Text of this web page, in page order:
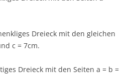
Dreieck mit den gleichen
c = 7cm.
Dreieck mit den Seiten a = b =